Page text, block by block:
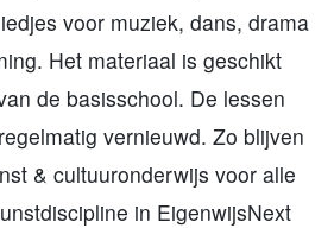
voor muziek, dans, drama
Het materiaal is geschikt
de basisschool. De lessen
vernieuwd. Zo blijven
& cultuuronderwijs voor alle
in EigenwijsNext